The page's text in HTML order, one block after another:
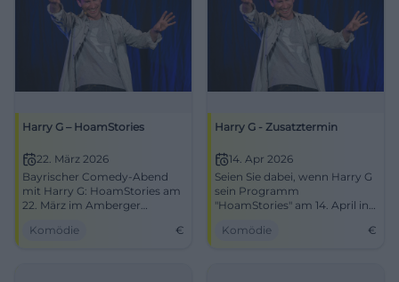
Harry G – HoamStories
22. März 2026
Bayrischer Comedy-Abend
mit Harry G: HoamStories am
22. März im Amberger
Tickets sichern!
Komödie €
Harry G - Zusatztermin
14. Apr 2026
Seien Sie dabei, wenn Harry G
sein Programm
"HoamStories" am 14. April in
garantiert!
Komödie €